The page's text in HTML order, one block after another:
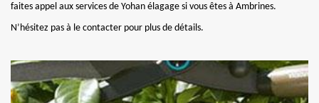
faites appel aux services de Yohan élagage si vous êtes à Ambrines.
N’hésitez pas à le contacter pour plus de détails.